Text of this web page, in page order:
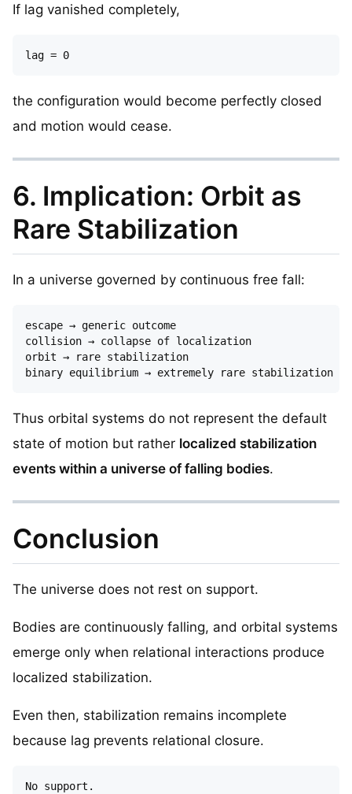
If lag vanished completely,
the configuration would become perfectly closed
and motion would cease.
6. Implication: Orbit as
Rare Stabilization
In a universe governed by continuous free fall:
escape → generic outcome
collision → collapse of localization
orbit → rare stabilization
Thus orbital systems do not represent the default
state of motion but rather localized stabilization
events within a universe of falling bodies.
Conclusion
The universe does not rest on support.
Bodies are continuously falling, and orbital systems
emerge only when relational interactions produce
localized stabilization.
Even then, stabilization remains incomplete
because lag prevents relational closure.
No support.